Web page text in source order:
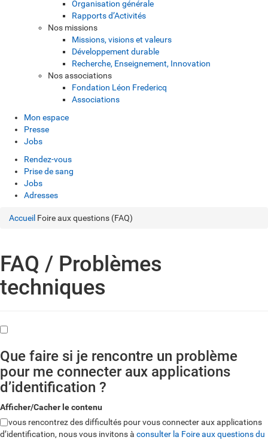
Organisation générale
Rapports d’Activités
Nos missions
Missions, visions et valeurs
Développement durable
Recherche, Enseignement, Innovation
Nos associations
Fondation Léon Fredericq
Associations
Mon espace
Presse
Jobs
Rendez-vous
Prise de sang
Jobs
Adresses
Accueil Foire aux questions (FAQ)
FAQ / Problèmes
techniques
Que faire si je rencontre un problème
pour me connecter aux applications
d’identification ?
Afficher/Cacher le contenu
Si vous rencontrez des difficultés pour vous connecter aux applications
d’identification, nous vous invitons à consulter la Foire aux questions du